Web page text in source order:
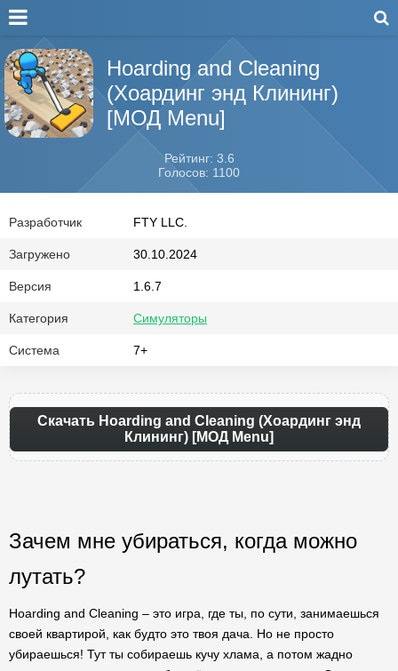
Hoarding and Cleaning
(Хоардинг энд Клининг)
[МОД Menu]
Рейтинг: 3.6
Голосов: 1100
Разработчик FTY LLC.
Загружено 30.10.2024
Версия 1.6.7
Категория Симуляторы
Система 7+
Скачать Hoarding and Cleaning (Хоардинг энд
Клининг) [МОД Menu]
Зачем мне убираться, когда можно
лутать?
Hoarding and Cleaning – это игра, где ты, по сути, занимаешься
своей квартирой, как будто это твоя дача. Но не просто
убираешься! Тут ты собираешь кучу хлама, а потом жадно